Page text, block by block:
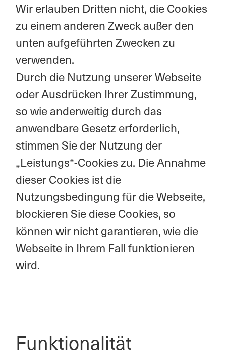
Wir erlauben Dritten nicht, die Cookies
zu einem anderen Zweck außer den
unten aufgeführten Zwecken zu
verwenden.
Durch die Nutzung unserer Webseite
oder Ausdrücken Ihrer Zustimmung,
so wie anderweitig durch das
anwendbare Gesetz erforderlich,
stimmen Sie der Nutzung der
„Leistungs“-Cookies zu. Die Annahme
dieser Cookies ist die
Nutzungsbedingung für die Webseite,
blockieren Sie diese Cookies, so
können wir nicht garantieren, wie die
Webseite in Ihrem Fall funktionieren
wird.
Funktionalität